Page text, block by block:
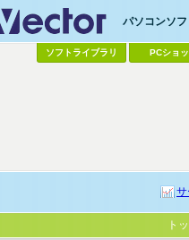
パソコンソ
ソフトライブラリ PCショ
サ
ト